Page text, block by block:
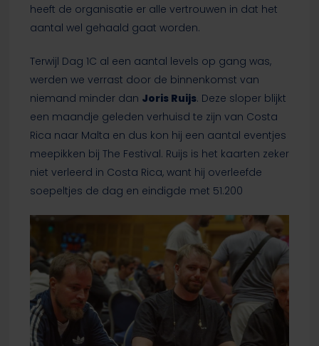
heeft de organisatie er alle vertrouwen in dat het
aantal wel gehaald gaat worden.
Terwijl Dag 1C al een aantal levels op gang was,
werden we verrast door de binnenkomst van
niemand minder dan Joris Ruijs. Deze sloper blijkt
een maandje geleden verhuisd te zijn van Costa
Rica naar Malta en dus kon hij een aantal eventjes
meepikken bij The Festival. Ruijs is het kaarten zeker
niet verleerd in Costa Rica, want hij overleefde
soepeltjes de dag en eindigde met 51.200